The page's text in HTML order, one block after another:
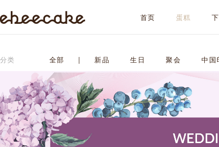
首页 蛋糕
分类 全部 | 新品 生日 聚会 中国